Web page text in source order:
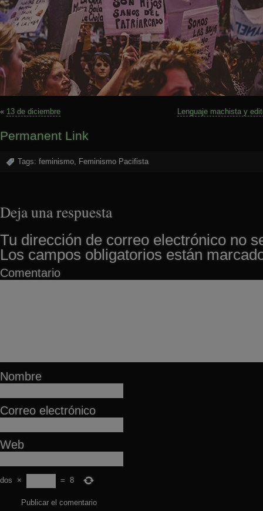
« 13 de diciembre Lenguaje machista y
Permanent Link
Tags: feminismo Feminismo Pacifista
Deja una respuesta
Tu dirección de correo electrónico no
Los campos obligatorios están
Comentario
Nombre
Correo electrónico
Web
dos × = 8